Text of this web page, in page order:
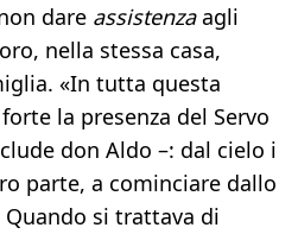
dare assistenzaagli
nella stessa casa,
«In tutta questa
la presenza del Servo
don Aldo –: dal cielo i
parte, a cominciare dallo
si trattava di